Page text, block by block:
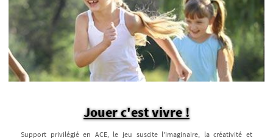
Jouer c'est vivre !
Support privilégié en ACE, le jeu suscite l'imaginaire, la créativité et